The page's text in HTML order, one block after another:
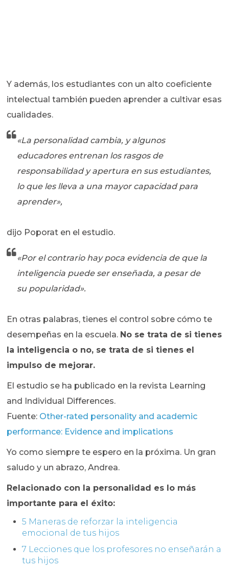
Y además, los estudiantes con un alto coeficiente
intelectual también pueden aprender a cultivar esas
cualidades.
«La personalidad cambia, y algunos
educadores entrenan los rasgos de
responsabilidad y apertura en sus estudiantes,
lo que les lleva a una mayor capacidad para
aprender»,
dijo Poporat en el estudio.
«Por el contrario hay poca evidencia de que la
inteligencia puede ser enseñada, a pesar de
su popularidad».
En otras palabras, tienes el control sobre cómo te
desempeñas en la escuela. No se trata de si tienes
la inteligencia o no, se trata de si tienes el
impulso de mejorar.
El estudio se ha publicado en la revista Learning
and Individual Differences.
Fuente: Other-rated personality and academic
performance: Evidence and implications
Yo como siempre te espero en la próxima. Un gran
saludo y un abrazo, Andrea.
Relacionado con la personalidad es lo más
importante para el éxito:
5 Maneras de reforzar la inteligencia
emocional de tus hijos
7 Lecciones que los profesores no enseñarán a
tus hijos